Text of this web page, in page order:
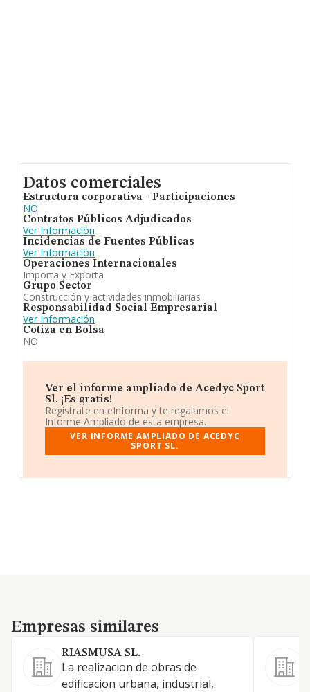
Datos comerciales
Estructura corporativa - Participaciones
NO
Contratos Públicos Adjudicados
Ver Información
Incidencias de Fuentes Públicas
Ver Información
Operaciones Internacionales
Importa y Exporta
Grupo Sector
Construcción y actividades inmobiliarias
Responsabilidad Social Empresarial
Ver Información
Cotiza en Bolsa
NO
Ver el informe ampliado de Acedyc Sport
Sl. ¡Es gratis!
Regístrate en eInforma y te regalamos el
Informe Ampliado de esta empresa.
VER INFORME AMPLIADO DE ACEDYC
SPORT SL.
Empresas similares
Empresas similares
RIASMUSA SL.
La realizacion de obras de
edificacion urbana, industrial,